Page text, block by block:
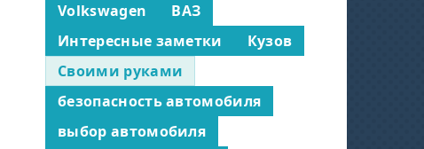
Volkswagen
ВАЗ
Интересные заметки
Кузов
Своими руками
безопасность автомобиля
выбор автомобиля